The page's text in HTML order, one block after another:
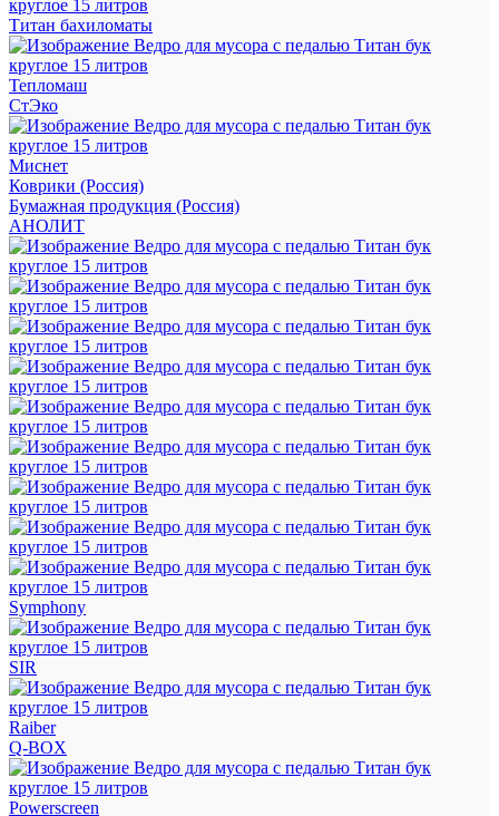
Титан бахиломаты
Тепломаш
СтЭко
Миснет
Коврики (Россия)
Бумажная продукция (Россия)
АНОЛИТ
Symphony
SIR
Raiber
Q-BOX
Powerscreen